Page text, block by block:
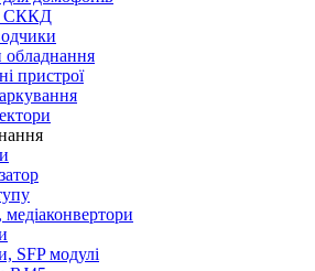
СККД
пристрої
SFP модулі